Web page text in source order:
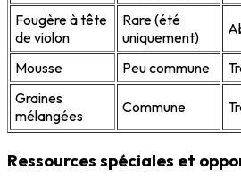
Fougère à tête
de violon
Rare (été
uniquement)
Mousse Peu commune
Graines
mélangées
Commune
Ressources spéciales et